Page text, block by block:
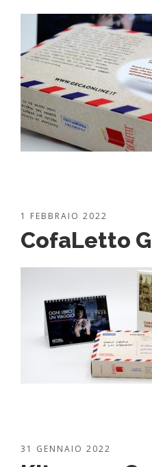
1 FEBBRAIO 2022
CofaLetto
31 GENNAIO 2022